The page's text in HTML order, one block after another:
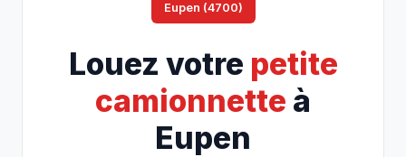
Eupen (4700)
Louez votre petite
camionnette à
Eupen